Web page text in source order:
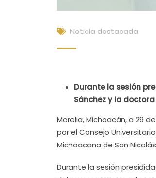
Noticia destacada
Durante la sesión
Sánchez y la
Morelia, Michoacán, a 29
por el Consejo
Michoacana de San
Durante la sesión